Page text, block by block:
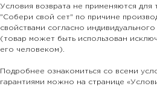
Условия возврата не применяются для
"Собери свой сет" по причине
свойствами согласно
(товар может быть использован
его человеком).
Подробнее ознакомиться со всеми
гарантиями можно на странице